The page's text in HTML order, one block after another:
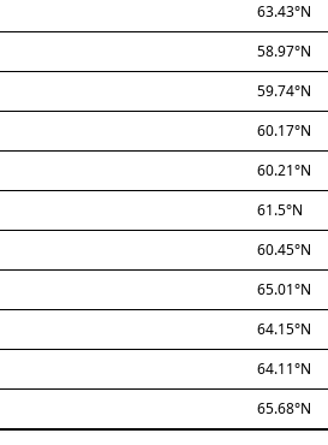
63.43°N
58.97°N
59.74°N
60.17°N
60.21°N
61.5°N
60.45°N
65.01°N
64.15°N
64.11°N
65.68°N